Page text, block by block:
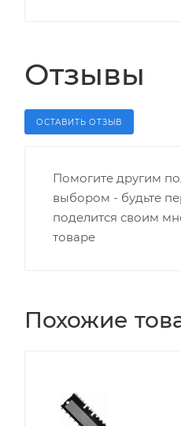
Отзывы
ОСТАВИТЬ ОТЗЫВ
Помогите другим
выбором - будьте
поделится своим
товаре
Похожие